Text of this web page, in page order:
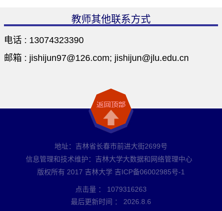
教师其他联系方式
电话 : 13074323390
邮箱 : jishijun97@126.com; jishijun@jlu.edu.cn
地址：吉林省长春市前进大街2699号
信息管理和技术维护：吉林大学大数据和网络管理中心
版权所有 2017 吉林大学 吉ICP备06002985号-1
点击量 ： 1079316263
最后更新时间 ： 2026 8 6